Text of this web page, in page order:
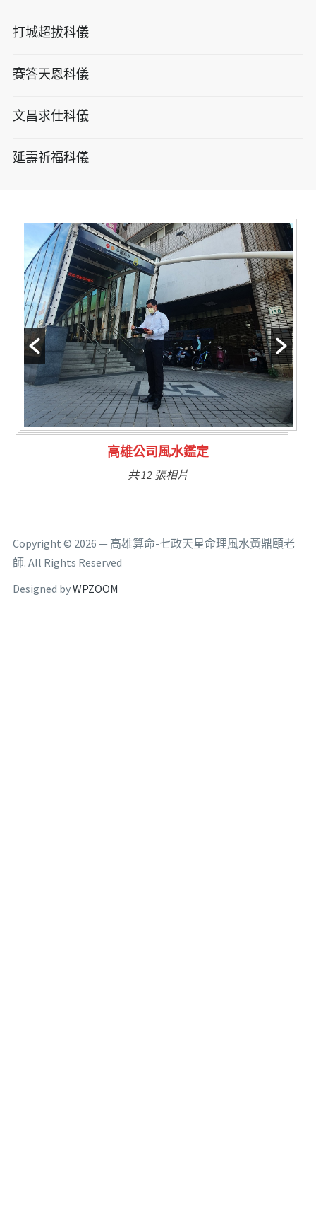
打城超拔科儀
賽答天恩科儀
文昌求仕科儀
延壽祈福科儀
林氏福主量子生基造命
共 6 張相片
Copyright © 2026 — 高雄算命-七政天星命理風水黃鼎頤老
師. All Rights Reserved
Designed byWPZOOM